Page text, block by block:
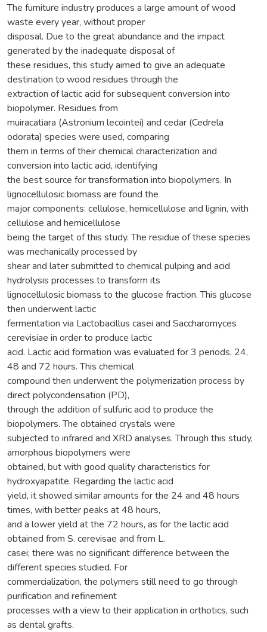
The furniture industry produces a large amount of wood
waste every year, without proper
disposal. Due to the great abundance and the impact
generated by the inadequate disposal of
these residues, this study aimed to give an adequate
destination to wood residues through the
extraction of lactic acid for subsequent conversion into
biopolymer. Residues from
muiracatiara (Astronium lecointei) and cedar (Cedrela
odorata) species were used, comparing
them in terms of their chemical characterization and
conversion into lactic acid, identifying
the best source for transformation into biopolymers. In
lignocellulosic biomass are found the
major components: cellulose, hemicellulose and lignin, with
cellulose and hemicellulose
being the target of this study. The residue of these species
was mechanically processed by
shear and later submitted to chemical pulping and acid
hydrolysis processes to transform its
lignocellulosic biomass to the glucose fraction. This glucose
then underwent lactic
fermentation via Lactobacillus casei and Saccharomyces
cerevisiae in order to produce lactic
acid. Lactic acid formation was evaluated for 3 periods, 24,
48 and 72 hours. This chemical
compound then underwent the polymerization process by
direct polycondensation (PD),
through the addition of sulfuric acid to produce the
biopolymers. The obtained crystals were
subjected to infrared and XRD analyses. Through this study,
amorphous biopolymers were
obtained, but with good quality characteristics for
hydroxyapatite. Regarding the lactic acid
yield, it showed similar amounts for the 24 and 48 hours
times, with better peaks at 48 hours,
and a lower yield at the 72 hours, as for the lactic acid
obtained from S. cerevisae and from L.
casei; there was no significant difference between the
different species studied. For
commercialization, the polymers still need to go through
purification and refinement
processes with a view to their application in orthotics, such
as dental grafts.